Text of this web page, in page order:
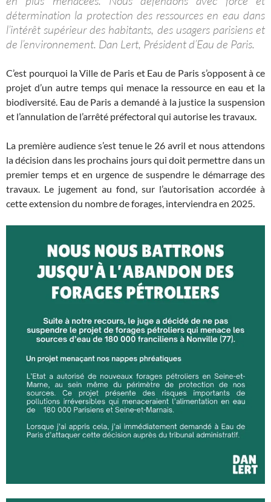
détermination la protection des ressources en eau dans
l’intérêt supérieur des habitants, des usagers parisiens et
de l’environnement. Dan Lert, Président d’Eau de Paris.
C’est pourquoi la Ville de Paris et Eau de Paris s’opposent à ce
projet d’un autre temps qui menace la ressource en eau et la
biodiversité. Eau de Paris a demandé à la justice la suspension
et l’annulation de l’arrêté préfectoral qui autorise les travaux.
La première audience s’est tenue le 26 avril et nous attendons
la décision dans les prochains jours qui doit permettre dans un
premier temps et en urgence de suspendre le démarrage des
travaux. Le jugement au fond, sur l’autorisation accordée à
cette extension du nombre de forages, interviendra en 2025.